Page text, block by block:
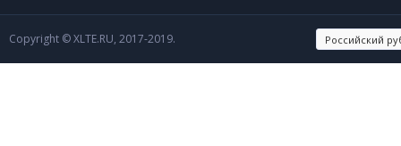
Copyright © XLTE.RU, 2017-2019.